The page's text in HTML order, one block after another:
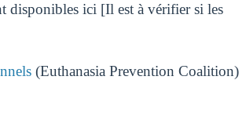
disponibles ici [Il est à vérifier si les
(Euthanasia Prevention Coalition)